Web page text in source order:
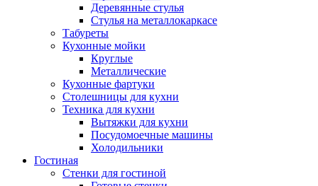
Деревянные стулья
Стулья на металлокаркасе
Табуреты
Кухонные мойки
Круглые
Металлические
Кухонные фартуки
Столешницы для кухни
Техника для кухни
Вытяжки для кухни
Посудомоечные машины
Холодильники
Гостиная
Стенки для гостиной